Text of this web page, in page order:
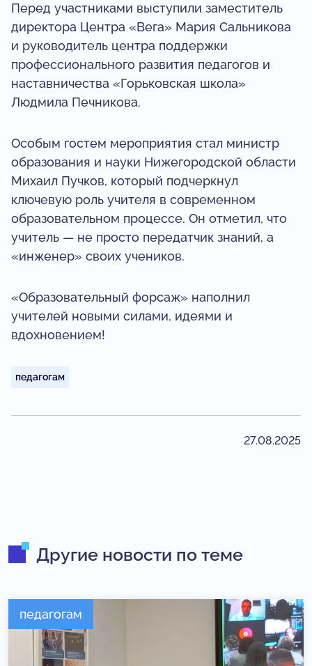
Перед участниками выступили заместитель
директора Центра «Вега» Мария Сальникова
и руководитель центра поддержки
профессионального развития педагогов и
наставничества «Горьковская школа»
Людмила Печникова.
Особым гостем мероприятия стал министр
образования и науки Нижегородской области
Михаил Пучков, который подчеркнул
ключевую роль учителя в современном
образовательном процессе. Он отметил, что
учитель — не просто передатчик знаний, а
«инженер» своих учеников.
«Образовательный форсаж» наполнил
учителей новыми силами, идеями и
вдохновением!
педагогам
27.08.2025
Другие новости по теме
педагогам